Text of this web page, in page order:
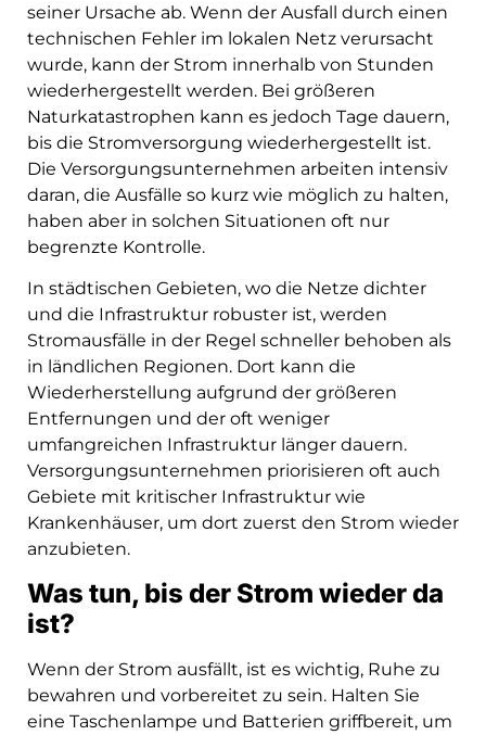
seiner Ursache ab. Wenn der Ausfall durch einen
technischen Fehler im lokalen Netz verursacht
wurde, kann der Strom innerhalb von Stunden
wiederhergestellt werden. Bei größeren
Naturkatastrophen kann es jedoch Tage dauern,
bis die Stromversorgung wiederhergestellt ist.
Die Versorgungsunternehmen arbeiten intensiv
daran, die Ausfälle so kurz wie möglich zu halten,
haben aber in solchen Situationen oft nur
begrenzte Kontrolle.
In städtischen Gebieten, wo die Netze dichter
und die Infrastruktur robuster ist, werden
Stromausfälle in der Regel schneller behoben als
in ländlichen Regionen. Dort kann die
Wiederherstellung aufgrund der größeren
Entfernungen und der oft weniger
umfangreichen Infrastruktur länger dauern.
Versorgungsunternehmen priorisieren oft auch
Gebiete mit kritischer Infrastruktur wie
Krankenhäuser, um dort zuerst den Strom wieder
anzubieten.
Was tun, bis der Strom wieder da
ist?
Wenn der Strom ausfällt, ist es wichtig, Ruhe zu
bewahren und vorbereitet zu sein. Halten Sie
eine Taschenlampe und Batterien griffbereit, um